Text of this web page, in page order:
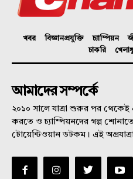
খবর বিজ্ঞানপ্রযুক্তি চ্যাম্পিয়ন
চাকরি
আমাদের সম্পর্কে
২০১০ সালে যাত্রা শুরুর পর
করতে ও চ্যাম্পিয়নদের গল্প
টোয়েন্টিওয়ান ডটকম। এই